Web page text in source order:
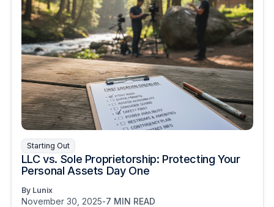
Starting Out
LLC vs. Sole Proprietorship: Protecting Your
Personal Assets Day One
By Lunix
November 30, 2025-7 MIN READ